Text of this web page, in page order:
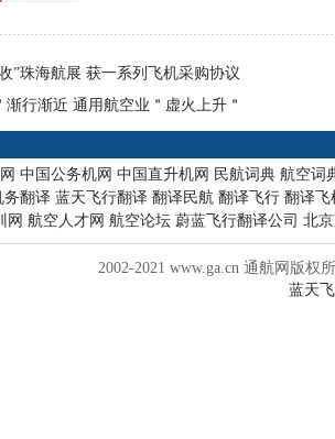
”珠海航展 获一系列飞机采购协议
渐行渐近 通用航空业＂虚火上升＂
中国公务机网 中国直升机网 民航词典 航空词
务翻译 蓝天飞行翻译 翻译民航 翻译飞行 翻译飞
网 航空人才网 航空论坛 蔚蓝飞行翻译公司 北
2002-2021 www.ga.cn 通航网版权
蓝天